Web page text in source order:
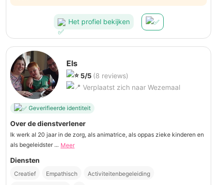
Het profiel bekijken
Els
5/5 (8 reviews)
Verplaatst zich naar Wezemaal
Geverifieerde identiteit
Over de dienstverlener
Ik werk al 20 jaar in de zorg, als animatrice, als oppas zieke kinderen en
als begeleidster ... Meer
Diensten
Creatief Empathisch Activiteitenbegeleiding